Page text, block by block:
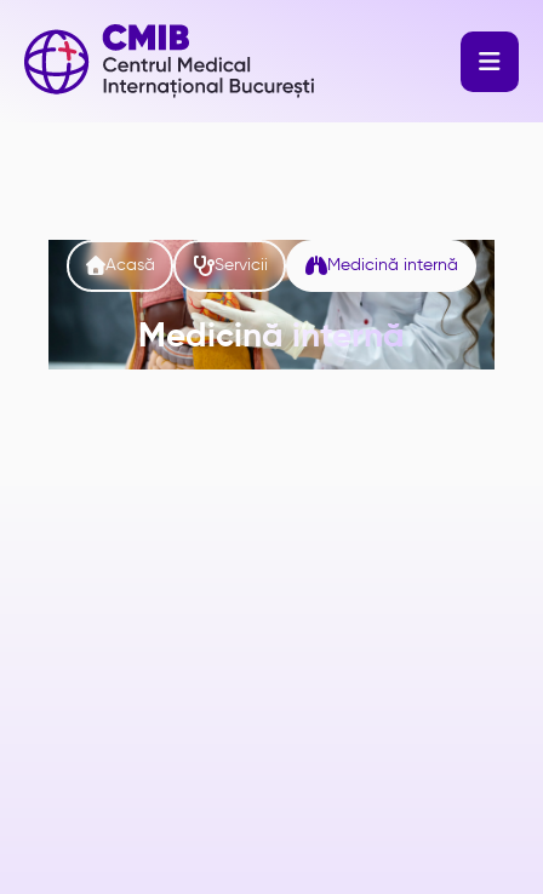

Acasă Servicii Medicină internă
Medicină internă